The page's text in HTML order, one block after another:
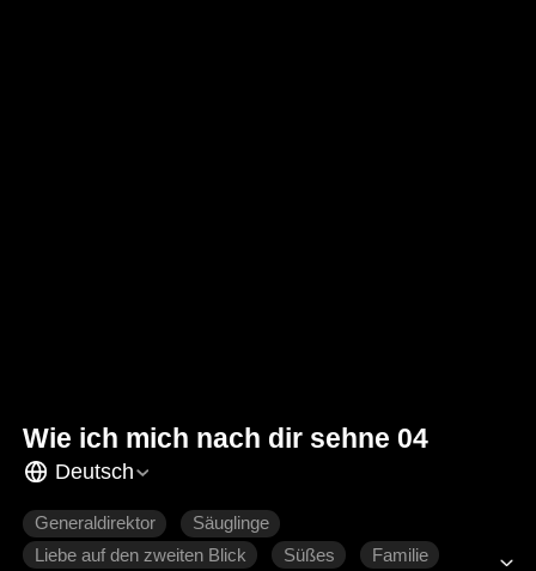
Wie ich mich nach dir sehne 04
Deutsch
Generaldirektor
Säuglinge
Liebe auf den zweiten Blick
Süßes Familie